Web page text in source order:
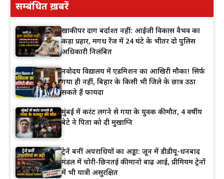
सम्बंधित ख़बरें
खाकी पर दाग बर्दाश्त नहीं: आईजी विकास वैभव का
कड़ा प्रहार, मगध रेंज में 24 घंटे के भीतर दो पुलिस
अधिकारी निलंबित
नवोदय विद्यालय में एडमिशन का आखिरी मौका! सिर्फ
गया ही नहीं, बिहार के किसी भी जिले के छात्र उठा
सकते हैं फायदा
मुंबई में करंट लगने से गया के युवक की मौत, 4 वर्षीय
बेटे ने पिता को दी मुखाग्नि
ट्रेनें बनीं अपराधियों का अड्डा: जून में डीडीयू-धनबाद
मंडल में चोरी-छिनतई की मानो बाढ़ आई, प्रीमियम ट्रेनों
में भी यात्री असुरक्षित